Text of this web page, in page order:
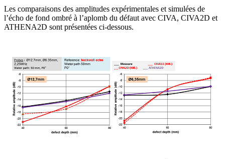
Les comparaisons des amplitudes expérimentales et simulées de
l’écho de fond ombré à l’aplomb du défaut avec CIVA, CIVA2D et
ATHENA2D sont présentées ci-dessous.